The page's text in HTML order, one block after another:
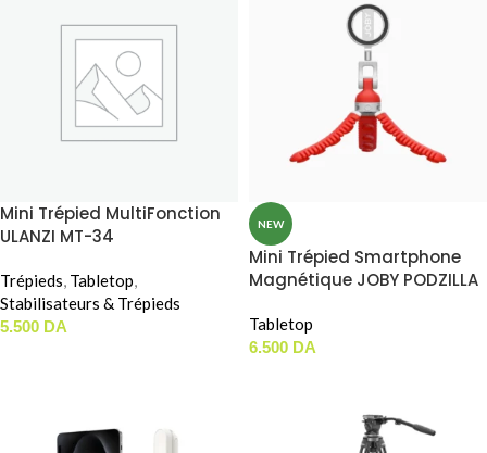
Mini Trépied MultiFonction
ULANZI MT-34
Trépieds, Tabletop,
Stabilisateurs & Trépieds
5.500 DA
NEW
Mini Trépied Smartphone
Magnétique JOBY PODZILLA
(PZ01)
Tabletop
6.500 DA